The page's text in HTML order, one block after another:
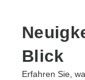
Blick
Erfahren Sie,